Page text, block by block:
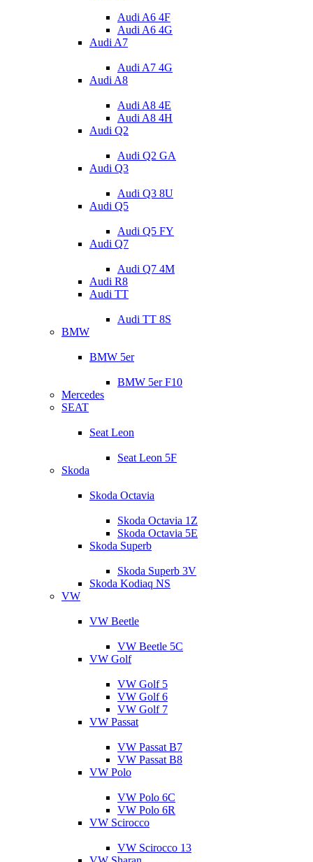
Audi A6 4F
Audi A6 4G
Audi A7
Audi A7 4G
Audi A8
Audi A8 4E
Audi A8 4H
Audi Q2
Audi Q2 GA
Audi Q3
Audi Q3 8U
Audi Q5
Audi Q5 FY
Audi Q7
Audi Q7 4M
Audi R8
Audi TT
Audi TT 8S
BMW
BMW 5er
BMW 5er F10
Mercedes
SEAT
Seat Leon
Seat Leon 5F
Skoda
Skoda Octavia
Skoda Octavia 1Z
Skoda Octavia 5E
Skoda Superb
Skoda Superb 3V
Skoda Kodiaq NS
VW
VW Beetle
VW Beetle 5C
VW Golf
VW Golf 5
VW Golf 6
VW Golf 7
VW Passat
VW Passat B7
VW Passat B8
VW Polo
VW Polo 6C
VW Polo 6R
VW Scirocco
VW Scirocco 13